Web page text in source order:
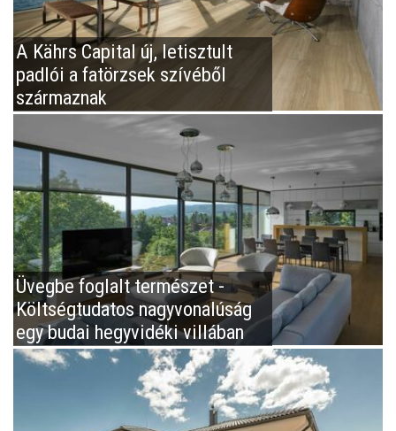
A Kährs Capital új, letisztult
padlói a fatörzsek szívéből
származnak
Üvegbe foglalt természet -
Költségtudatos nagyvonalúság
egy budai hegyvidéki villában